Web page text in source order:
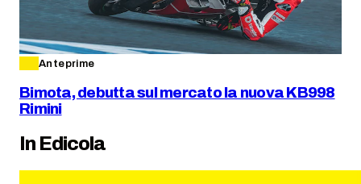
Anteprime
Bimota, debutta sul mercato la nuova KB998
Rimini
In Edicola